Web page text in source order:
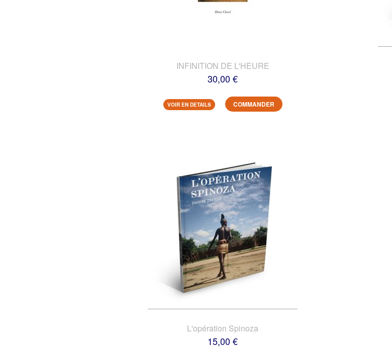
INFINITION DE L'HEURE
30,00 €
VOIR EN DETAILS COMMANDER
L'opération Spinoza
15,00 €